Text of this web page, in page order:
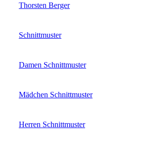
Thorsten Berger
Schnittmuster
Damen Schnittmuster
Mädchen Schnittmuster
Herren Schnittmuster